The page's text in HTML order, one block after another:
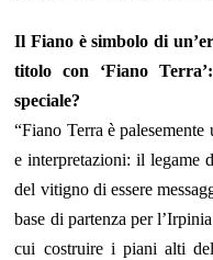
Il Fiano è simbolo di
titolo con ‘Fiano
speciale?
“Fiano Terra è
e interpretazioni: il legame
del vitigno di essere
base di partenza per
cui costruire i piani alti